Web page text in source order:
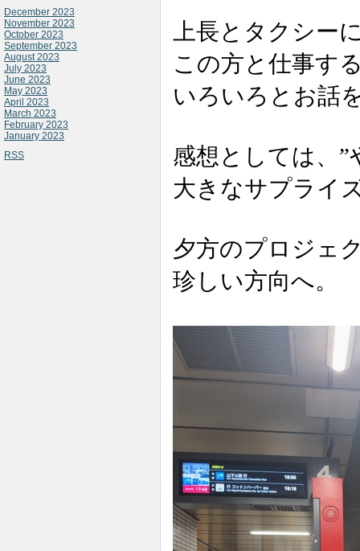
December 2023
November 2023
October 2023
September 2023
August 2023
July 2023
June 2023
May 2023
April 2023
March 2023
February 2023
January 2023
RSS
上長とタクシー
この方と仕事す
いろいろとお話
感想としては、
大きなサプライ
夕方のプロジェ
珍しい方向へ。